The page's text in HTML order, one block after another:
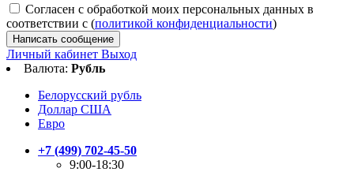
Согласен с обработкой моих персональных данных в
соответствии с (политикой конфиденциальности)
Написать сообщение
Личный кабинет Выход
Валюта: Рубль
Белорусский рубль
Доллар США
Евро
+7 (499) 702-45-50
9:00-18:30